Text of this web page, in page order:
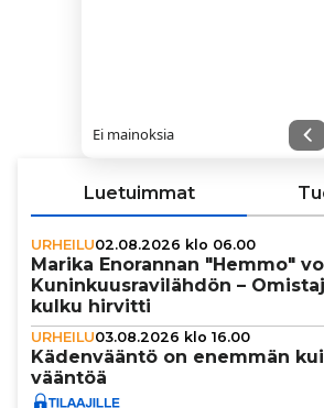
Ei mainoksia
Luetuimmat
URHEILU02.08.2026 klo 06.00
Marika Enorannan "Hemmo"
Kunin­kuus­ra­vi­läh­dön –
kulku hirvitti
URHEILU03.08.2026 klo 16.00
Käden­vääntö on enemmän
vääntöä